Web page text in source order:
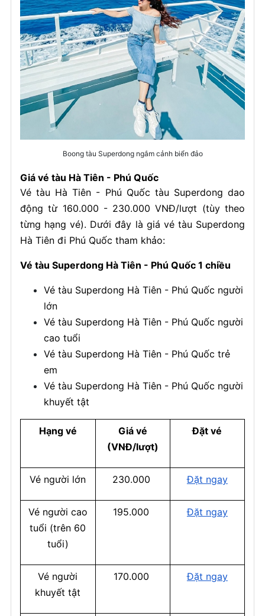
Boong tàu Superdong ngắm cảnh biển đảo
Giá vé tàu Hà Tiên - Phú Quốc
Vé tàu Hà Tiên - Phú Quốc tàu Superdong dao
động từ 160.000 - 230.000 VNĐ/lượt (tùy theo
từng hạng vé). Dưới đây là giá vé tàu Superdong
Hà Tiên đi Phú Quốc tham khảo:
Vé tàu Superdong Hà Tiên - Phú Quốc 1 chiều
Vé tàu Superdong Hà Tiên - Phú Quốc người
lớn
Vé tàu Superdong Hà Tiên - Phú Quốc người
cao tuổi
Vé tàu Superdong Hà Tiên - Phú Quốc trẻ
em
Vé tàu Superdong Hà Tiên - Phú Quốc người
khuyết tật
Hạng vé
Giá vé
(VNĐ/lượt)
Đặt vé
Vé người lớn 230.000 Đặt ngay
Vé người cao
tuổi (trên 60
tuổi)
195.000 Đặt ngay
Vé người
khuyết tật
170.000 Đặt ngay